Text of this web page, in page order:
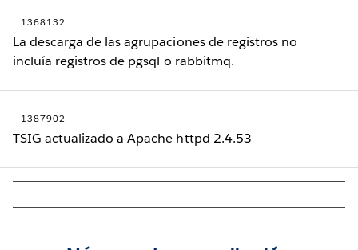
1368132
La descarga de las agrupaciones de registros no
incluía registros de pgsql o rabbitmq.
1387902
TSIG actualizado a Apache httpd 2.4.53